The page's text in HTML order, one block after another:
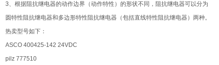
3、根据阻抗继电器的动作边界（动作特性）的形状不同，阻抗继电器可以分为
圆特性阻抗继电器和多边形特性阻抗继电器（包括直线特性阻抗继电器）两种。
热卖型号如下：
ASCO 400425-142 24VDC
pilz 777510